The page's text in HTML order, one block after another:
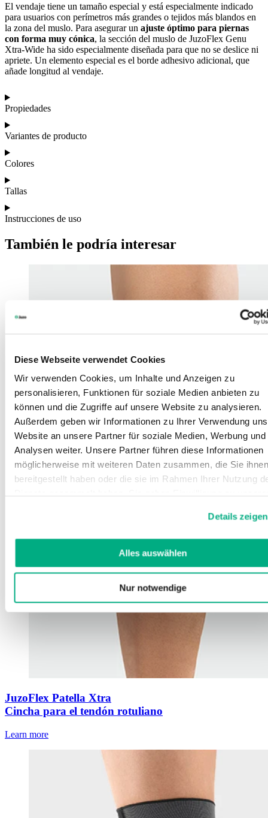
Diese Webseite verwendet Cookies
Wir verwenden Cookies, um Inhalte und Anzeigen zu
personalisieren, Funktionen für soziale Medien anbieten zu
können und die Zugriffe auf unsere Website zu analysieren.
Außerdem geben wir Informationen zu Ihrer Verwendung
Website an unsere Partner für soziale Medien, Werbung und
Analysen weiter. Unsere Partner führen diese Informationen
möglicherweise mit weiteren Daten zusammen, die Sie ihnen
bereitgestellt haben oder die sie im Rahmen Ihrer Nutzung
unsererDatenschutzerklärungundImpressum.
Details zeigen
Alles auswählen
Nur notwendige
El vendaje tiene un tamaño especial y está especialmente indicado
para usuarios con perímetros más grandes o tejidos más blandos en
la zona del muslo. Para asegurar un ajuste óptimo para piernas
con forma muy cónica, la sección del muslo de JuzoFlex Genu
Xtra-Wide ha sido especialmente diseñada para que no se deslice ni
apriete. Un elemento especial es el borde adhesivo adicional, que
añade longitud al vendaje.
Propiedades
Variantes de producto
Colores
Tallas
Instrucciones de uso
También le podría interesar
JuzoFlex Patella Xtra
Cincha para el tendón rotuliano
Learn more